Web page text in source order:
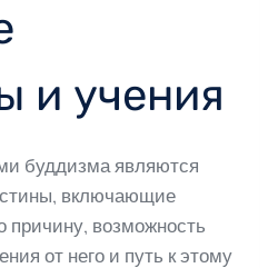
и учения
буддизма являются
включающие
причину, возможность
от него и путь к этому